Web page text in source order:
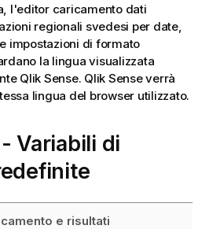
l'editor caricamento dati
regionali svedesi per date,
impostazioni di formato
la lingua visualizzata
Qlik Sense. Qlik Senseverrà
lingua del browser utilizzato.
Variabili di
e risultati